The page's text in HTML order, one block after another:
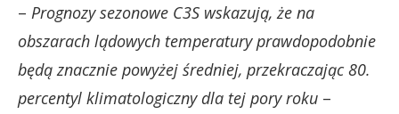
– Prognozy sezonowe C3S wskazują, że na
obszarach lądowych temperatury prawdopodobnie
będą znacznie powyżej średniej, przekraczając 80.
percentyl klimatologiczny dla tej pory roku –